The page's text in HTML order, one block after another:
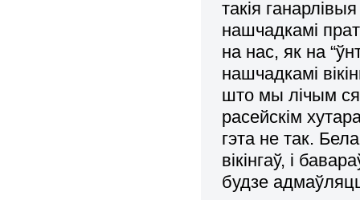
такія
нашчадкамі
на нас, як на
нашчадкамі
што мы лічым
расейскім
гэта не так.
вікінгаў, і
будзе